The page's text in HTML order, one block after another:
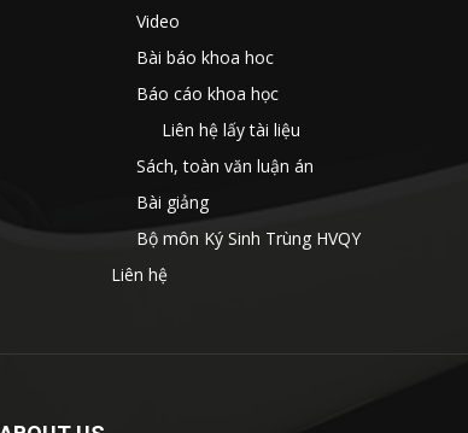
Video
Bài báo khoa hoc
Báo cáo khoa học
Liên hệ lấy tài liệu
Sách, toàn văn luận án
Bài giảng
Bộ môn Ký Sinh Trùng HVQY
Liên hệ